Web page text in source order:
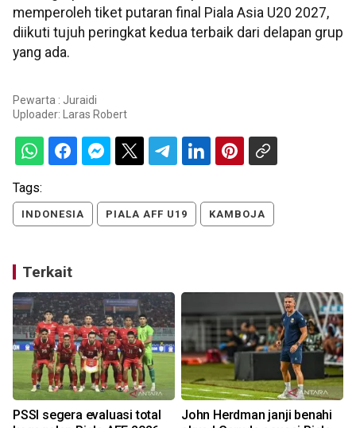
memperoleh tiket putaran final Piala Asia U20 2027,
diikuti tujuh peringkat kedua terbaik dari delapan grup
yang ada.
Pewarta : Juraidi
Uploader:
Laras Robert
Tags:
INDONESIA PIALA AFF U19 KAMBOJA
Terkait
PSSI segera evaluasi total
John Herdman janji benahi